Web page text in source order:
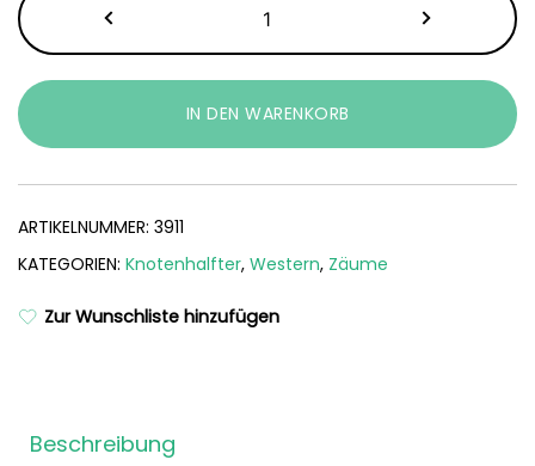
Knotenhalfter
mit
Menge
IN DEN WARENKORB
ARTIKELNUMMER: 3911
KATEGORIEN: Knotenhalfter, Western, Zäume
Zur Wunschliste hinzufügen
Beschreibung